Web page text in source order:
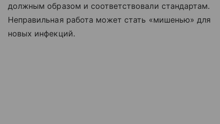
должным образом и соответствовали стандартам.
Неправильная работа может стать «мишенью» для
новых инфекций.